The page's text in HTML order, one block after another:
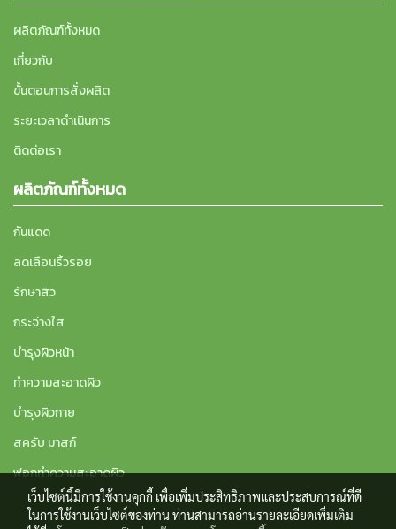
ผลิตภัณฑ์ทั้งหมด
เกี่ยวกับ
ขั้นตอนการสั่งผลิต
ระยะเวลาดำเนินการ
ติดต่อเรา
ผลิตภัณฑ์ทั้งหมด
กันแดด
ลดเลือนริ้วรอย
รักษาสิว
กระจ่างใส
บำรุงผิวหน้า
ทำความสะอาดผิว
บำรุงผิวกาย
สครับ มาสก์
ฟอกทำความสะอาดผิว
เว็บไซต์นี้มีการใช้งานคุกกี้ เพื่อเพิ่มประสิทธิภาพและประสบการณ์ที่ดี
ในการใช้งานเว็บไซต์ของท่าน ท่านสามารถอ่านรายละเอียดเพิ่มเติม